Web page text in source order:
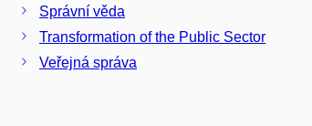
Správní věda
Transformation of the Public Sector
Veřejná správa